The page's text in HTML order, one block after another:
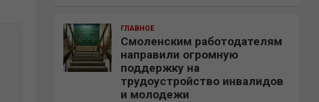
ГЛАВНОЕ
Смоленским работодателям
направили огромную
поддержку на
трудоустройство инвалидов
и молодежи